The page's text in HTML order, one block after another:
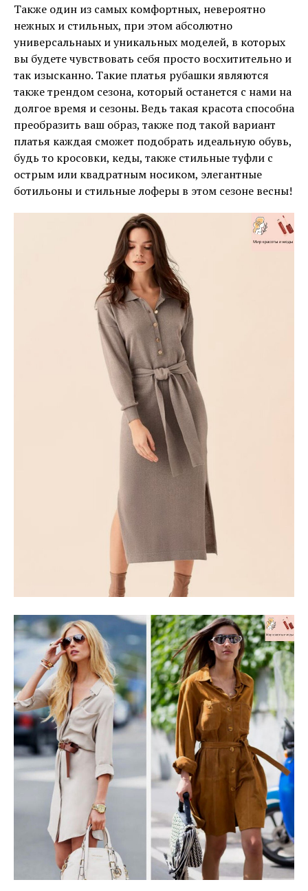
Также один из самых комфортных, невероятно
нежных и стильных, при этом абсолютно
универсальнаых и уникальных моделей, в которых
вы будете чувствовать себя просто восхитительно и
так изысканно. Такие платья рубашки являются
также трендом сезона, который останется с нами на
долгое время и сезоны. Ведь такая красота способна
преобразить ваш образ, также под такой вариант
платья каждая сможет подобрать идеальную обувь,
будь то кросовки, кеды, также стильные туфли с
острым или квадратным носиком, элегантные
ботильоны и стильные лоферы в этом сезоне весны!